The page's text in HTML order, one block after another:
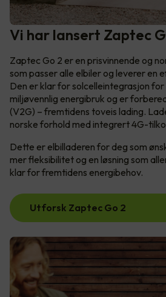
Vi har lansert Zaptec
Zaptec Go 2 er en prisvinnende og
som passer alle elbiler og leverer en
Den er klar for solcelleintegrasjon
miljøvennlig energibruk og er
(V2G) – fremtidens toveis lading.
norske forhold med integrert 4G-
Dette er elbilladeren for deg som
mer fleksibilitet og en løsning som
klar for fremtidens energibehov.
Utforsk Zaptec Go 2